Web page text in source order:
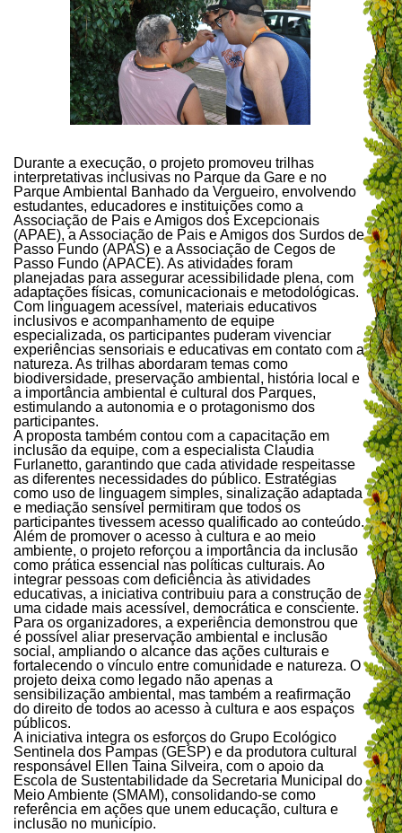
Durante a execução, o projeto promoveu trilhas
interpretativas inclusivas no Parque da Gare e no
Parque Ambiental Banhado da Vergueiro, envolvendo
estudantes, educadores e instituições como a
Associação de Pais e Amigos dos Excepcionais
(APAE), a Associação de Pais e Amigos dos Surdos de
Passo Fundo (APAS) e a Associação de Cegos de
Passo Fundo (APACE). As atividades foram
planejadas para assegurar acessibilidade plena, com
adaptações físicas, comunicacionais e metodológicas.
Com linguagem acessível, materiais educativos
inclusivos e acompanhamento de equipe
especializada, os participantes puderam vivenciar
experiências sensoriais e educativas em contato com a
natureza. As trilhas abordaram temas como
biodiversidade, preservação ambiental, história local e
a importância ambiental e cultural dos Parques,
estimulando a autonomia e o protagonismo dos
participantes.
A proposta também contou com a capacitação em
inclusão da equipe, com a especialista Claudia
Furlanetto, garantindo que cada atividade respeitasse
as diferentes necessidades do público. Estratégias
como uso de linguagem simples, sinalização adaptada
e mediação sensível permitiram que todos os
participantes tivessem acesso qualificado ao conteúdo.
Além de promover o acesso à cultura e ao meio
ambiente, o projeto reforçou a importância da inclusão
como prática essencial nas políticas culturais. Ao
integrar pessoas com deficiência às atividades
educativas, a iniciativa contribuiu para a construção de
uma cidade mais acessível, democrática e consciente.
Para os organizadores, a experiência demonstrou que
é possível aliar preservação ambiental e inclusão
social, ampliando o alcance das ações culturais e
fortalecendo o vínculo entre comunidade e natureza. O
projeto deixa como legado não apenas a
sensibilização ambiental, mas também a reafirmação
do direito de todos ao acesso à cultura e aos espaços
públicos.
A iniciativa integra os esforços do Grupo Ecológico
Sentinela dos Pampas (GESP) e da produtora cultural
responsável Ellen Taina Silveira, com o apoio da
Escola de Sustentabilidade da Secretaria Municipal do
Meio Ambiente (SMAM), consolidando-se como
referência em ações que unem educação, cultura e
inclusão no município.